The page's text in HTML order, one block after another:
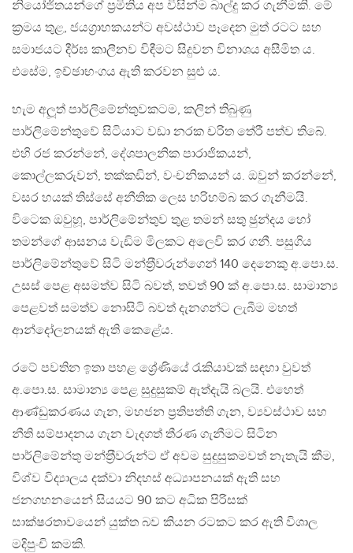
නියෝජිතයන්ගේ ප‍්‍රමිතිය අප විසින්ම බාල්දු කර ගැනීමකි. මේ
ක‍්‍රමය තුළ, ජයග‍්‍රාහකයන්ට අවස්ථාව පෑදෙන මුත් රටට සහ
සමාජයට දීර්ඝ කාලීනව විඳීමට සිදුවන විනාශය අසීමිත ය.
එසේම, ඉච්ඡාභංගය ඇති කරවන සුළු ය.
හැම අලූත් පාර්ලිමේන්තුවකටම, කලින් තිබුණු
පාර්ලිමේන්තුවේ සිටියාට වඩා නරක චරිත තේරී පත්ව තිබේ.
එහි රජ කරන්නේ, දේශපාලනික පාරාජිකයන්,
කොල්ලකරුවන්, තක්කඩින්, වංචනිකයන් ය. ඔවුන් කරන්නේ,
වසර හයක් තිස්සේ අනීතික ලෙස හරිහම්බ කර ගැනීමයි.
විටෙක ඔවුහූ, පාර්ලිමේන්තුව තුළ තමන් සතු ඡුන්දය හෝ
තමන්ගේ ආසනය වැඩිම මිලකට අලෙවි කර ගනී. පසුගිය
පාර්ලිමේන්තුවේ සිටි මන්ත‍්‍රීවරුන්ගෙන් 140 දෙනෙකු අ.පො.ස.
උසස් පෙළ අසමත්ව සිටි බවත්, තවත් 90 ක් අ.පො.ස. සාමාන්‍ය
පෙළවත් සමත්ව නොසිටි බවත් දැනගන්ට ලැබීම මහත්
ආන්දෝලනයක් ඇති කෙළේය.
රටේ පවතින ඉතා පහළ ශ්‍රේණියේ රැකියාවක් සඳහා වුවත්
අ.පො.ස. සාමාන්‍ය පෙළ සුදුසුකම් ඇත්දැයි බලයි. එහෙත්
ආණ්ඩුකරණය ගැන, මහජන ප‍්‍රතිපත්ති ගැන, ව්‍යවස්ථාව සහ
නීති සම්පාදනය ගැන වැදගත් තීරණ ගැනීමට සිටින
පාර්ලිමේන්තු මන්ත‍්‍රීවරුන්ට ඒ අවම සුදුසුකමවත් නැතැයි කීම,
විශ්ව විද්‍යාලය දක්වා නිදහස් අධ්‍යාපනයක් ඇති සහ
ජනගහනයෙන් සියයට 90 කට අධික පිරිසක්
සාක්ෂරතාවයෙන් යුක්ත බව කියන රටකට කර ඇති විශාල
මදිපුංචි කමකි.